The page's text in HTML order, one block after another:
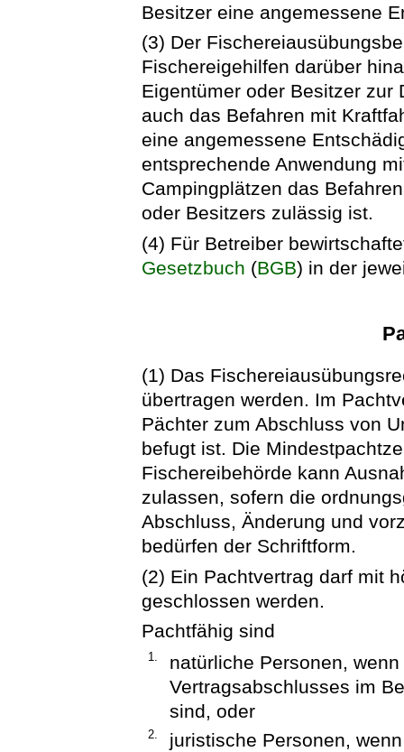
Besitzer eine angemessene
(3) Der
Fischereigehilfen darüber
Eigentümer oder Besitzer zur
auch das Befahren mit
eine angemessene
entsprechende Anwendung
Campingplätzen das
oder Besitzers zulässig ist.
(4) Für Betreiber
Gesetzbuch (BGB) in der
(1) Das
übertragen werden. Im
Pächter zum Abschluss von
befugt ist. Die
Fischereibehörde kann
zulassen, sofern die
Abschluss, Änderung und
bedürfen der Schriftform.
(2) Ein Pachtvertrag darf mit
geschlossen werden.
Pachtfähig sind
1.
natürliche Personen,
Vertragsabschlusses im
sind, oder
2.
juristische Personen,